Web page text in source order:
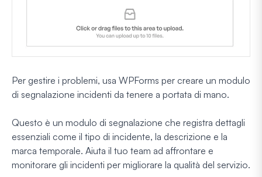
Per gestire i problemi, usa WPForms per creare un modulo
di segnalazione incidenti da tenere a portata di mano.
Questo è un modulo di segnalazione che registra dettagli
essenziali come il tipo di incidente, la descrizione e la
marca temporale. Aiuta il tuo team ad affrontare e
monitorare gli incidenti per migliorare la qualità del servizio.